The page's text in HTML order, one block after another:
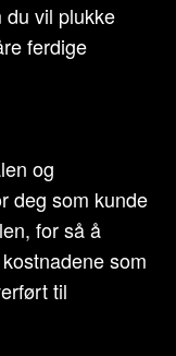
du vil plukke
ferdige
og
deg som kunde
for så å
som
til